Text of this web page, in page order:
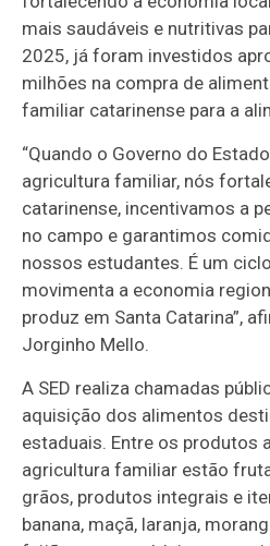
mais saudáveis e nutritivas
2025, já foram investidos
milhões na compra de
familiar catarinense para a
“Quando o Governo do
agricultura familiar, nós
catarinense, incentivamos a
no campo e garantimos
nossos estudantes. É um
movimenta a economia
produz em Santa Catarina”,
Jorginho Mello.
A SED realiza chamadas
aquisição dos alimentos
estaduais. Entre os produtos
agricultura familiar estão
grãos, produtos integrais e
banana, maçã, laranja,